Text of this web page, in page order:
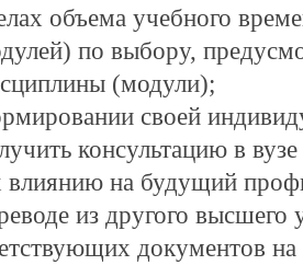
объема учебного
по выбору,
(модули);
своей
консультацию в
на будущий
из другого высшего
документов на